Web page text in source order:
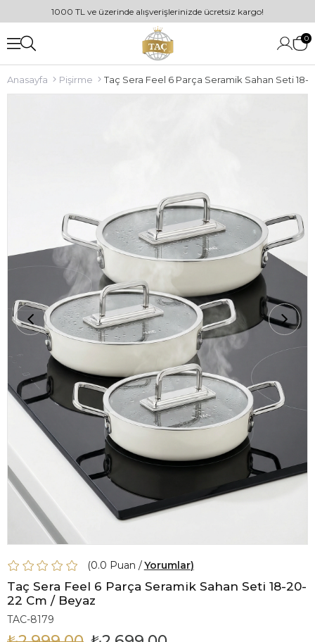
1000 TL ve üzerinde alışverişlerinizde ücretsiz kargo!
0
Anasayfa Pişirme
0.0 Yorumlar
Taç Sera Feel 6 Parça Seramik Sahan Seti 18-20-
22 Cm / Beyaz
TAC-8179